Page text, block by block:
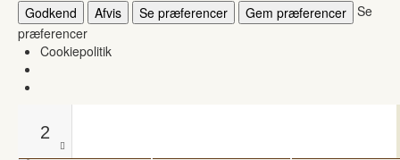
Godkend
Afvis Se præferencer Gem præferencer Se
præferencer
Cookiepolitik
2